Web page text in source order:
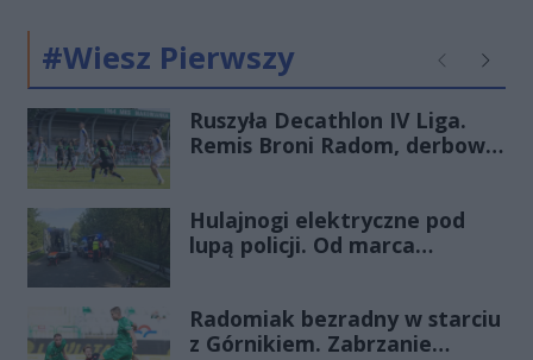
#Wiesz Pierwszy Poprzednie
Ruszyła Decathlon IV Liga.
Remis Broni Radom, derbowa
Hulajnogi elektryczne pod
lupą policji. Od marca
Radomiak bezradny w starciu
z Górnikiem. Zabrzanie